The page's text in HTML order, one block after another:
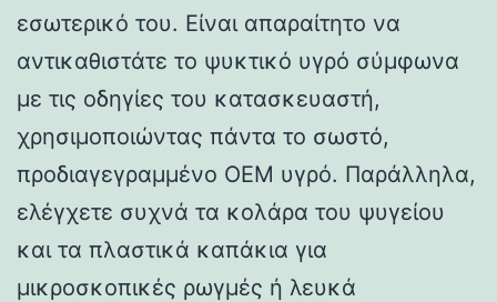
εσωτερικό του. Είναι απαραίτητο να
αντικαθιστάτε το ψυκτικό υγρό σύμφωνα
με τις οδηγίες του κατασκευαστή,
χρησιμοποιώντας πάντα το σωστό,
προδιαγεγραμμένο OEM υγρό. Παράλληλα,
ελέγχετε συχνά τα κολάρα του ψυγείου
και τα πλαστικά καπάκια για
μικροσκοπικές ρωγμές ή λευκά